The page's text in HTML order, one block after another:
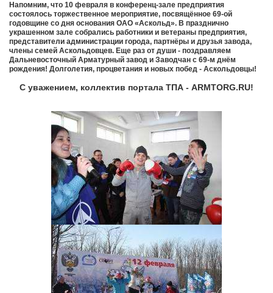
Напомним, что 10 февраля в конференц-зале предприятия
состоялось торжественное мероприятие, посвящённое 69-ой
годовщине со дня основания ОАО «Аскольд». В празднично
украшенном зале собрались работники и ветераны предприятия,
представители администрации города, партнёры и друзья завода,
члены семей Аскольдовцев. Еще раз от души - поздравляем
Дальневосточный Арматурный завод и Заводчан с 69-м днём
рождения! Долголетия, процветания и новых побед - Аскольдовцы!
С уважением, коллектив портала ТПА - ARMTORG.RU!